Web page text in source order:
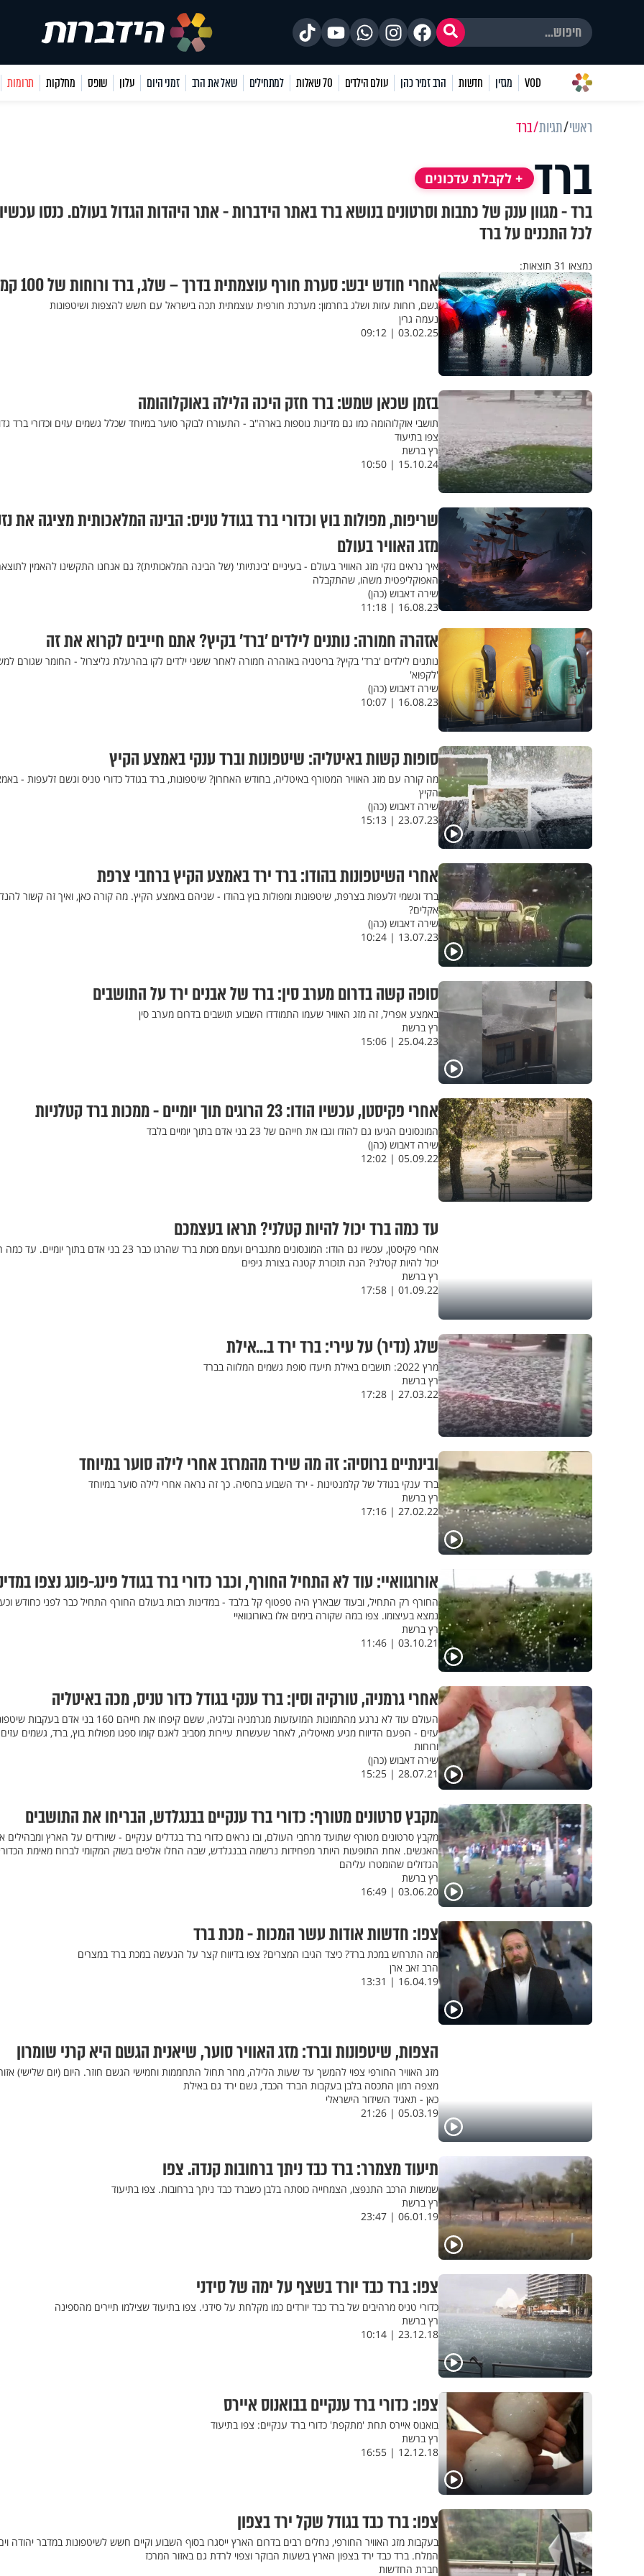
VOD מגזין חדשות הרב זמיר כהן עולם הילדים 70 שאלות למתחילים שאל את הרב זמני היום עלון שופס מחלקות תרומות
ראשי תגיות ברד
ברד + לקבלת עדכונים
ברד - מגוון ענק של כתבות וסרטונים בנושא ברד באתר הידברות - אתר היהדות הגדול בעולם. כנסו עכשיו
לכל התכנים על ברד
נמצאו 31 תוצאות:
אחרי חודש יבש: סערת חורף עוצמתית בדרך – שלג, ברד ורוחות של 100 קמ"ש
גשם, רוחות עזות ושלג בחרמון: מערכת חורפית עוצמתית תכה בישראל עם חשש להצפות ושיטפונות
נעמה גרין
03.02.25 | 09:12
בזמן שכאן שמש: ברד חזק היכה הלילה באוקלוהומה
תושבי אוקלוהומה כמו גם מדינות נוספות בארה"ב - התעוררו לבוקר סוער במיוחד שכלל גשמים עזים וכדורי ברד
צפו בתיעוד
רץ ברשת
15.10.24 | 10:50
שריפות, מפולות בוץ וכדורי ברד בגודל טניס: הבינה המלאכותית מציגה את
מזג האוויר בעולם
איך נראים נזקי מזג האוויר בעולם - בעיניים 'בינתיות' (של הבינה המלאכותית)? גם אנחנו התקשינו להאמין
האפוקליפטית משהו, שהתקבלה
שירה דאבוש (כהן)
16.08.23 | 11:18
אזהרה חמורה: נותנים לילדים 'ברד' בקיץ? אתם חייבים לקרוא את זה
נותנים לילדים 'ברד' בקיץ? בריטניה באזהרה חמורה לאחר ששני ילדים לקו בהרעלת גליצרול - החומר שגורם
'לקפוא'
שירה דאבוש (כהן)
16.08.23 | 10:07
סופות קשות באיטליה: שיטפונות וברד ענקי באמצע הקיץ
מה קורה עם מזג האוויר המטורף באיטליה, בחודש האחרון? שיטפונות, ברד בגודל כדורי טניס וגשם זלעפות -
הקיץ
שירה דאבוש (כהן)
23.07.23 | 15:13
אחרי השיטפונות בהודו: ברד ירד באמצע הקיץ ברחבי צרפת
ברד וגשמי זלעפות בצרפת, שיטפונות ומפולות בוץ בהודו - שניהם באמצע הקיץ. מה קורה כאן, ואיך זה קשור
אקלים?
שירה דאבוש (כהן)
13.07.23 | 10:24
סופה קשה בדרום מערב סין: ברד של אבנים ירד על התושבים
באמצע אפריל, זה מזג האוויר שעמו התמודדו השבוע תושבים בדרום מערב סין
רץ ברשת
25.04.23 | 15:06
אחרי פקיסטן, עכשיו הודו: 23 הרוגים תוך יומיים - ממכות ברד קטלניות
המונסונים הגיעו גם להודו וגבו את חייהם של 23 בני אדם בתוך יומיים בלבד
שירה דאבוש (כהן)
05.09.22 | 12:02
עד כמה ברד יכול להיות קטלני? תראו בעצמכם
אחרי פקיסטן, עכשיו גם הודו: המונסונים מתגברים ועמם מכות ברד שהרגו כבר 23 בני אדם בתוך
יכול להיות קטלני? הנה תזכורת קטנה בצורת גיפים
רץ ברשת
01.09.22 | 17:58
שלג (נדיר) על עירי: ברד ירד ב...אילת
מרץ 2022: תושבים באילת תיעדו סופת גשמים המלווה בברד
רץ ברשת
27.03.22 | 17:28
ובינתיים ברוסיה: זה מה שירד מהמרזב אחרי לילה סוער במיוחד
ברד ענקי בגודל של קלמנטינות - ירד השבוע ברוסיה. כך זה נראה אחרי לילה סוער במיוחד
רץ ברשת
27.02.22 | 17:16
אורוגוואיי: עוד לא התחיל החורף, וכבר כדורי ברד בגודל פינג-פונג נצפו
החורף רק התחיל, ובעוד שבארץ היה טפטוף קל בלבד - במדינות רבות בעולם החורף התחיל כבר לפני כחודש
נמצא בעיצומו. צפו במה שקורה בימים אלו באורוגוואיי
רץ ברשת
03.10.21 | 11:46
אחרי גרמניה, טורקיה וסין: ברד ענקי בגודל כדור טניס, מכה באיטליה
העולם עוד לא נרגע מהתמונות המזעזעות מגרמניה ובלגיה, ששם קיפחו את חייהם 160 בני אדם
עזים - הפעם הדיווח מגיע מאיטליה, לאחר שעשרות עיירות מסביב לאגם קומו ספגו מפולות בוץ, ברד, גשמים עזים
ורוחות
שירה דאבוש (כהן)
28.07.21 | 15:25
מקבץ סרטונים מטורף: כדורי ברד ענקיים בבנגלדש, הבריחו את התושבים
מקבץ סרטונים מטורף שתועד מרחבי העולם, ובו נראים כדורי ברד בגדלים ענקיים - שיורדים על הארץ ומבהילים
האנשים. אחת התופעות היותר מפחידות נרשמה בבנגלדש, שבה החלו אלפים בשוק המקומי לברוח מאימת
הגדולים שהומטרו עליהם
רץ ברשת
03.06.20 | 16:49
צפו: חדשות אודות עשר המכות - מכת ברד
מה התרחש במכת ברד? כיצד הגיבו המצרים? צפו בדיווח קצר על הנעשה במכת ברד במצרים
הרב זאב ארן
16.04.19 | 13:31
הצפות, שיטפונות וברד: מזג האוויר סוער, שיאנית הגשם היא קרני שומרון
מזג האוויר החורפי צפוי להמשך עד שעות הלילה, מחר תחול התחממות וחמישי הגשם חוזר. היום (יום שלישי)
מצפה רמון התכסה בלבן בעקבות הברד הכבד, גשם ירד גם באילת
כאן - תאגיד השידור הישראלי
05.03.19 | 21:26
תיעוד מצמרר: ברד כבד ניתך ברחובות קנדה. צפו
שמשות הרכב התנפצו, הצמחייה כוסתה בלבן כשברד כבד ניתך ברחובות. צפו בתיעוד
רץ ברשת
06.01.19 | 23:47
צפו: ברד כבד יורד בשצף על ימה של סידני
כדורי טניס מרהיבים של ברד כבד יורדים כמו מקלחת על סידני. צפו בתיעוד שצילמו תיירים מהספינה
רץ ברשת
23.12.18 | 10:14
צפו: כדורי ברד ענקיים בבואנוס איירס
בואנוס איירס תחת 'מתקפת' כדורי ברד ענקיים: צפו בתיעוד
רץ ברשת
12.12.18 | 16:55
צפו: ברד כבד בגודל שקל ירד בצפון‎
בעקבות מזג האוויר החורפי, נחלים רבים בדרום הארץ ייסגרו בסוף השבוע וקיים חשש לשיטפונות במדבר יהודה
המלח. ברד כבד ירד בצפון הארץ בשעות הבוקר וצפוי לרדת גם באזור המרכז
חברת החדשות